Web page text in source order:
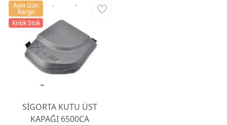
SİGORTA KUTU ÜST
KAPAĞI 6500CA
Aynı Gün
Kargo
Kritik Stok